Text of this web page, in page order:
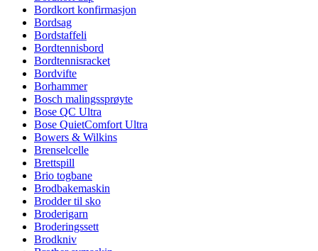
Bordkort konfirmasjon
Bordsag
Bordstaffeli
Bordtennisbord
Bordtennisracket
Bordvifte
Borhammer
Bosch malingssprøyte
Bose QC Ultra
Bose QuietComfort Ultra
Bowers & Wilkins
Brenselcelle
Brettspill
Brio togbane
Brodbakemaskin
Brodder til sko
Broderigarn
Broderingssett
Brodkniv